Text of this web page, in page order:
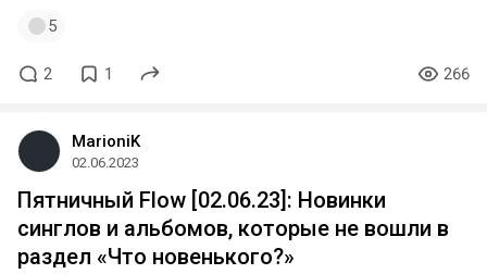
5
2 1 266
MarioniK
02.06.2023
Пятничный Flow [02.06.23]: Новинки
синглов и альбомов, которые не вошли в
раздел «Что новенького?»